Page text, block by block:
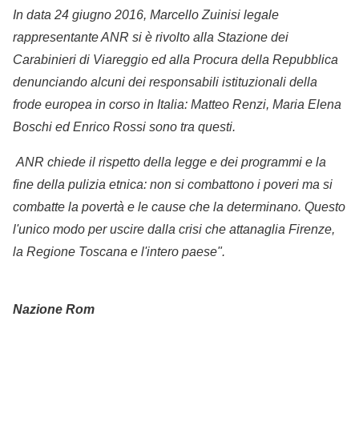
In data 24 giugno 2016, Marcello Zuinisi legale
rappresentante ANR si è rivolto alla Stazione dei
Carabinieri di Viareggio ed alla Procura della Repubblica
denunciando alcuni dei responsabili istituzionali della
frode europea in corso in Italia: Matteo Renzi, Maria Elena
Boschi ed Enrico Rossi sono tra questi.
ANR chiede il rispetto della legge e dei programmi e la
fine della pulizia etnica: non si combattono i poveri ma si
combatte la povertà e le cause che la determinano. Questo
l'unico modo per uscire dalla crisi che attanaglia Firenze,
la Regione Toscana e l'intero paese".
Nazione Rom